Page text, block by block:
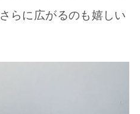
らに広がるのも嬉しい